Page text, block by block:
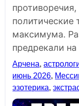
противоречия,
политические
максимума.
предрекали на
Арчена,
июнь 2026,
эзотерика,